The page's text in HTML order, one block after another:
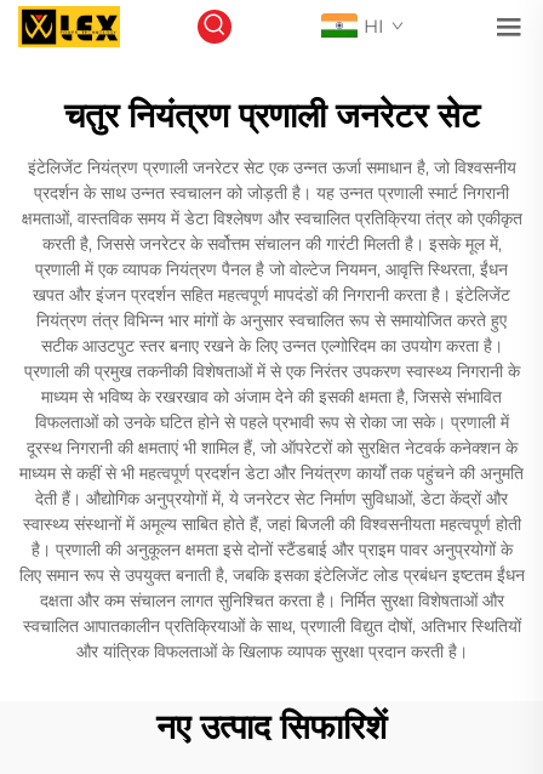
HI
चतुर नियंत्रण प्रणाली जनरेटर सेट
इंटेलिजेंट नियंत्रण प्रणाली जनरेटर सेट एक उन्नत ऊर्जा समाधान है, जो विश्वसनीय
प्रदर्शन के साथ उन्नत स्वचालन को जोड़ती है। यह उन्नत प्रणाली स्मार्ट निगरानी
क्षमताओं, वास्तविक समय में डेटा विश्लेषण और स्वचालित प्रतिक्रिया तंत्र को एकीकृत
करती है, जिससे जनरेटर के सर्वोत्तम संचालन की गारंटी मिलती है। इसके मूल में,
प्रणाली में एक व्यापक नियंत्रण पैनल है जो वोल्टेज नियमन, आवृत्ति स्थिरता, ईंधन
खपत और इंजन प्रदर्शन सहित महत्वपूर्ण मापदंडों की निगरानी करता है। इंटेलिजेंट
नियंत्रण तंत्र विभिन्न भार मांगों के अनुसार स्वचालित रूप से समायोजित करते हुए
सटीक आउटपुट स्तर बनाए रखने के लिए उन्नत एल्गोरिदम का उपयोग करता है।
प्रणाली की प्रमुख तकनीकी विशेषताओं में से एक निरंतर उपकरण स्वास्थ्य निगरानी के
माध्यम से भविष्य के रखरखाव को अंजाम देने की इसकी क्षमता है, जिससे संभावित
विफलताओं को उनके घटित होने से पहले प्रभावी रूप से रोका जा सके। प्रणाली में
दूरस्थ निगरानी की क्षमताएं भी शामिल हैं, जो ऑपरेटरों को सुरक्षित नेटवर्क कनेक्शन के
माध्यम से कहीं से भी महत्वपूर्ण प्रदर्शन डेटा और नियंत्रण कार्यों तक पहुंचने की अनुमति
देती हैं। औद्योगिक अनुप्रयोगों में, ये जनरेटर सेट निर्माण सुविधाओं, डेटा केंद्रों और
स्वास्थ्य संस्थानों में अमूल्य साबित होते हैं, जहां बिजली की विश्वसनीयता महत्वपूर्ण होती
है। प्रणाली की अनुकूलन क्षमता इसे दोनों स्टैंडबाई और प्राइम पावर अनुप्रयोगों के
लिए समान रूप से उपयुक्त बनाती है, जबकि इसका इंटेलिजेंट लोड प्रबंधन इष्टतम ईंधन
दक्षता और कम संचालन लागत सुनिश्चित करता है। निर्मित सुरक्षा विशेषताओं और
स्वचालित आपातकालीन प्रतिक्रियाओं के साथ, प्रणाली विद्युत दोषों, अतिभार स्थितियों
और यांत्रिक विफलताओं के खिलाफ व्यापक सुरक्षा प्रदान करती है।
नए उत्पाद सिफारिशें